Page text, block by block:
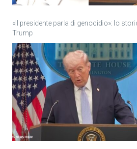
«Il presidente parla di genocidio»: lo
Trump